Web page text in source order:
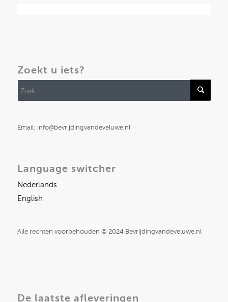
Zoekt u iets?
Email: info@bevrijdingvandeveluwe.nl
Language switcher
Nederlands
English
Alle rechten voorbehouden © 2024 Bevrijdingvandeveluwe.nl
De laatste afleveringen